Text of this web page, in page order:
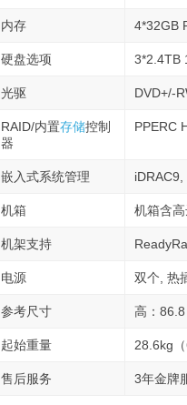
内存 4*32GB
硬盘选项 3*2.4TB
光驱 DVD+/-
RAID/内置存储控制
器
PPERC
嵌入式系统管理
机箱 机箱含
机架支持
电源 双个, 热
参考尺寸 高：
起始重量 28.6kg（
售后服务 3年金牌